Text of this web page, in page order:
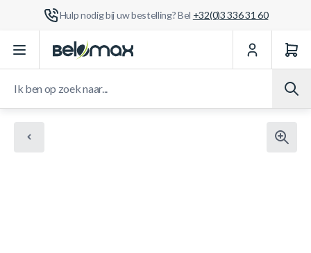
Hulp nodig bij uw bestelling? Bel +32(0)3 336 31 60
Ga naar de inhoud